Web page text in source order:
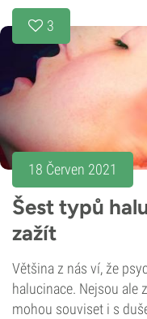
3
18 Červen 2021
Šest typů
zažít
Většina z nás ví, že
halucinace. Nejsou ale
mohou souviset i s